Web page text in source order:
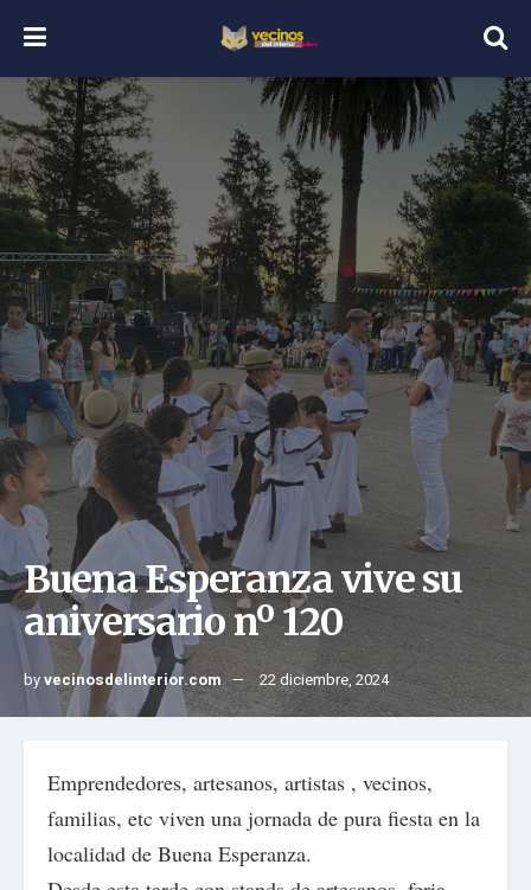
Buena Esperanza vive su
aniversario nº 120
byvecinosdelinterior.com 22 diciembre, 2024
Emprendedores, artesanos, artistas , vecinos,
familias, etc viven una jornada de pura fiesta en la
localidad de Buena Esperanza.